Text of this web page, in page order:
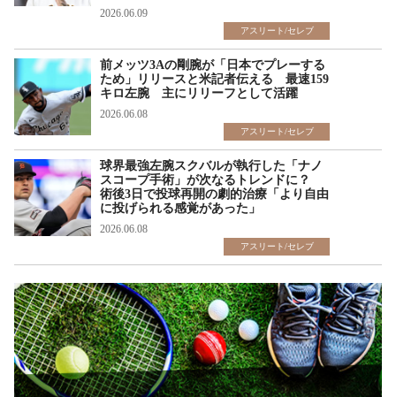
2026.06.09
アスリート/セレブ
前メッツ3Aの剛腕が「日本でプレーする
ため」リリースと米記者伝える 最速159
キロ左腕 主にリリーフとして活躍
2026.06.08
アスリート/セレブ
球界最強左腕スクバルが執行した「ナノ
スコープ手術」が次なるトレンドに？
術後3日で投球再開の劇的治療「より自由
に投げられる感覚があった」
2026.06.08
アスリート/セレブ